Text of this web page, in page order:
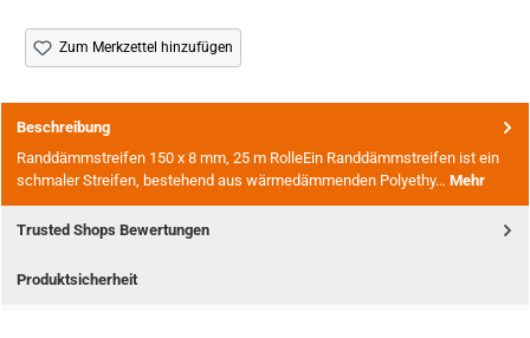
Zum Merkzettel hinzufügen
Beschreibung
Randdämmstreifen 150 x 8 mm, 25 m RolleEin Randdämmstreifen ist ein
schmaler Streifen, bestehend aus wärmedämmenden Polyethy… Mehr
Trusted Shops Bewertungen
Produktsicherheit